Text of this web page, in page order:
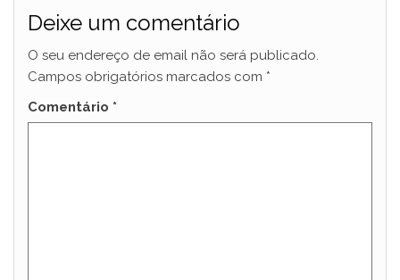
Deixe um comentário
O seu endereço de email não será publicado.
Campos obrigatórios marcados com *
Comentário *